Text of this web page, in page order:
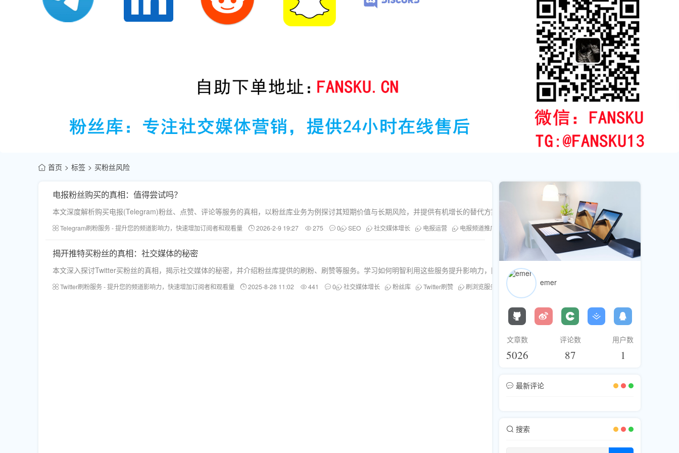
首页 标签 买粉丝风险
电报粉丝购买的真相：值得尝试吗？
本文深度解析购买电报(Telegram)粉丝、点赞、评论等服务的真相，以粉丝库业务为例探讨其短期价值与长期风险，并提供有机增长的替代方案，帮助运营者做出明智决策。
Telegram刷粉服务 - 提升您的频道影响力，快速增加订阅者和观看量 2026-2-9 19:27 275 0 SEO 社交媒体增长 电报运营 电报频道推广 粉丝库 Telegram刷粉 刷订阅
揭开推特买粉丝的真相：社交媒体的秘密
本文深入探讨Twitter买粉丝的真相，揭示社交媒体的秘密，并介绍粉丝库提供的刷粉、刷赞等服务。学习如何明智利用这些服务提升影响力，同时规避风险，实现可持续增长。
Twitter刷粉服务 - 提升您的频道影响力，快速增加订阅者和观看量 2025-8-28 11:02 441 0 社交媒体增长 粉丝库 Twitter刷赞 刷浏览服务 推特买粉丝 社交媒体刷粉
emer
文章数
5026
评论数
87
用户数
1
最新评论
搜索